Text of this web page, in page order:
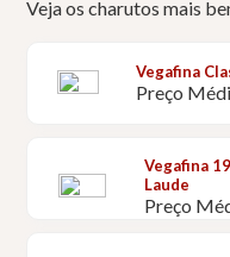
Veja os charutos mais
Vegafina
Preço
Vegafina
Laude
Preço